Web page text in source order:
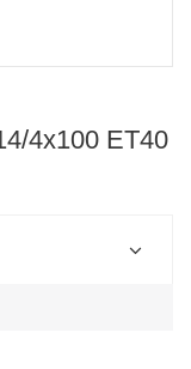
4x100 ET40